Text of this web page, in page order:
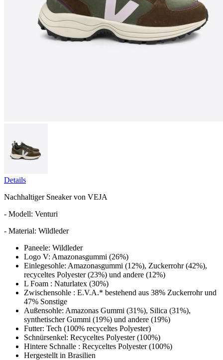
Details
Nachhaltiger Sneaker von VEJA
- Modell: Venturi
- Material: Wildleder
Paneele: Wildleder
Logo V: Amazonasgummi (26%)
Einlegesohle: Amazonasgummi (12%), Zuckerrohr (42%),
recyceltes Polyester (23%) und andere (12%)
L Foam : Naturlatex (30%)
Zwischensohle : E.V.A.* bestehend aus 38% Zuckerrohr und
47% Sonstige
Außensohle: Amazonas Gummi (31%), Silica (31%),
synthetischer Gummi (19%) und andere (19%)
Futter: Tech (100% recyceltes Polyester)
Schnürsenkel: Recyceltes Polyester (100%)
Hintere Schnalle : Recyceltes Polyester (100%)
Hergestellt in Brasilien